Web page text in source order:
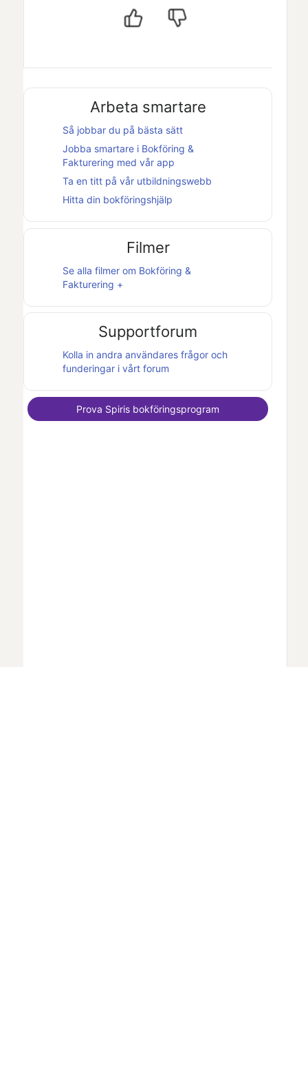
Arbeta smartare
Så jobbar du på bästa sätt
Jobba smartare i Bokföring &
Fakturering med vår app
Ta en titt på vår utbildningswebb
Hitta din bokföringshjälp
Filmer
Se alla filmer om Bokföring &
Fakturering +
Supportforum
Kolla in andra användares frågor och
funderingar i vårt forum
Prova Spiris bokföringsprogram